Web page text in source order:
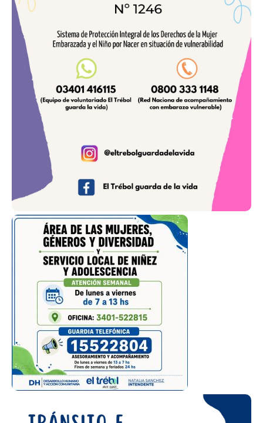
3401-499863
Díaz Marcelo
3401-515182
Saba Juan Carlos
3401-530930
Parisi Yamila Chofer: Victorio Parisi
Renault Symbol - Dominio LFM348
3401-417867
Osorio Paola
3401-433331
Renault Logan - Dominio NLK942
3401-528583
Chofer: Gorosito /
Gonzalo Gauna
Fiat Siena - Dominio AC204CE
3401-410403
Sbrascini José María
Toyota Corolla - Dominio OJJ071
Todos los taxis habilitados pueden realizar viajes tanto urbanos como
interurbanos (a excepción de los que figuran sólo como INTERURBANOS)